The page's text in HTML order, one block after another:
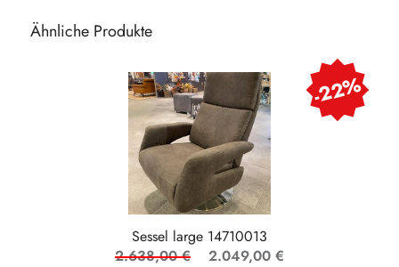
Ähnliche Produkte
Sessel large 14710013
2.638,00 €
2.049,00 €
-22%